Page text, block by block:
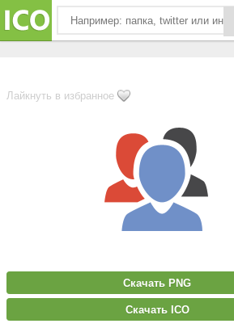
Лайкнуть в избранное
Скачать PNG
Скачать ICO